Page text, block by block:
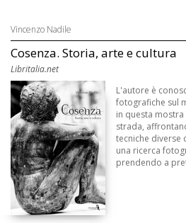
Vincenzo Nadile
Cosenza. Storia, arte e cultura
Libritalia.net
L'autore è
fotografiche sul
in questa
strada,
tecniche diverse
una ricerca
prendendo a